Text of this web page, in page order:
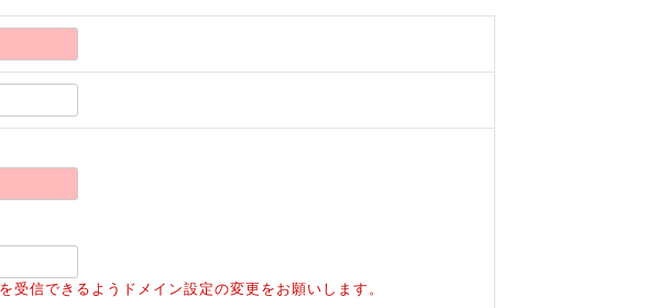
信できるようドメイン設定の変更をお願いします。